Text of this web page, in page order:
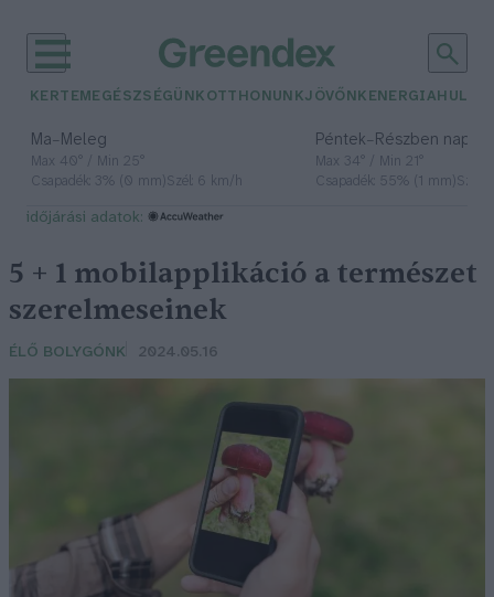
KERTEM EGÉSZSÉGÜNK OTTHONUNKJÖVŐNK ENERGIA
Ma– Meleg
Max 40° / Min 25°
Csapadék: 3% (0 mm)Szél: 6 km/h
Péntek– Részben
Max 34° / Min 21°
Csapadék: 55% (1 mm)Szél:
időjárási adatok:
5 + 1 mobilapplikáció a természet
szerelmeseinek
ÉLŐ BOLYGÓNK 2024.05.16